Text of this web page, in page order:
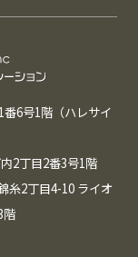
番6号1階（ハレサイ
2丁目2番3号1階
糸2丁目4-10 ライオ
階